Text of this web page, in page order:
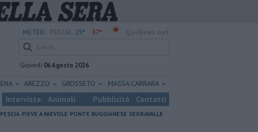
METEO: 25° 37°
Giovedì 06 Agosto 2026
AREZZO GROSSETO MASSA CARRARA
Interviste Animali Pubblicità Contatti
PESCIA PIEVE A NIEVOLE PONTE BUGGIANESE SERRAVALLE